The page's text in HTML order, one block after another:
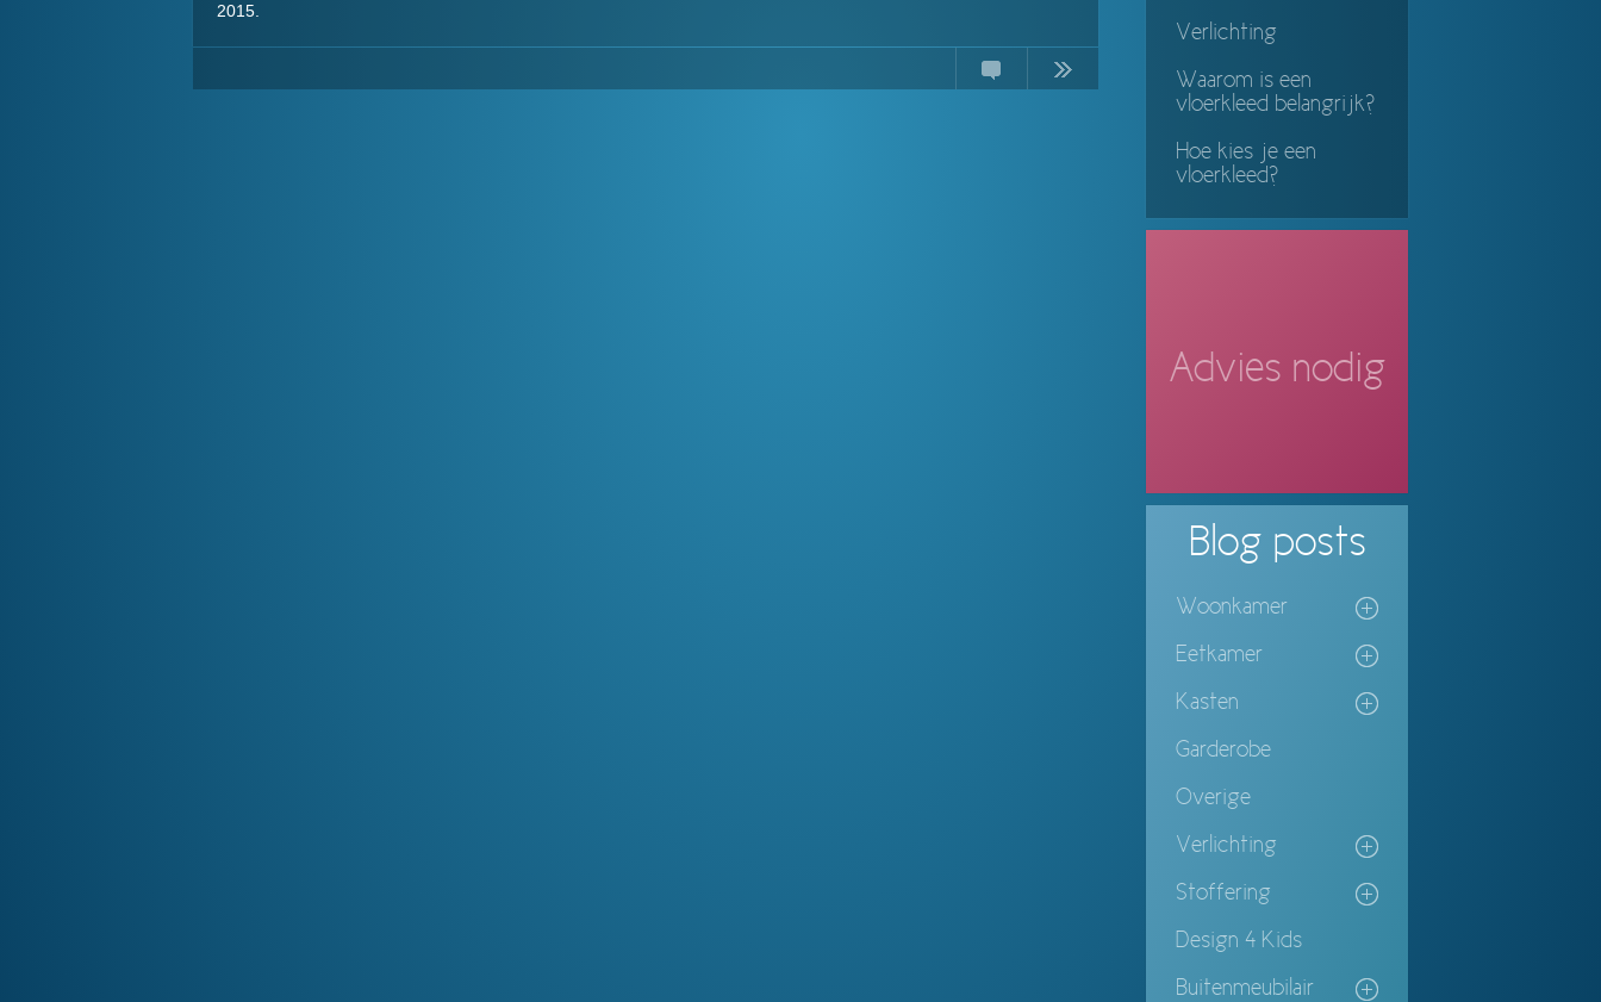
2015.
Continue
Verlichting
Waarom is een
vloerkleed belangrijk?
Hoe kies je een
vloerkleed?
Advies nodig
Blog posts
Woonkamer
Eetkamer
Kasten
Garderobe
Overige
Verlichting
Stoffering
Design 4 Kids
Buitenmeubilair